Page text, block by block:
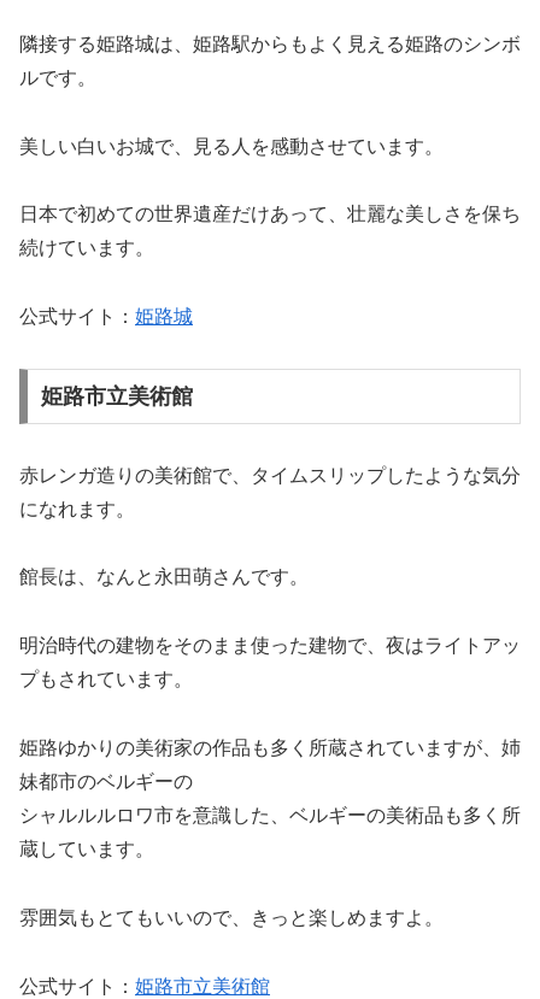
隣接する姫路城は、姫路駅からもよく見える姫路のシンボ
ルです。
美しい白いお城で、見る人を感動させています。
日本で初めての世界遺産だけあって、壮麗な美しさを保ち
続けています。
公式サイト： 姫路城
姫路市立美術館
赤レンガ造りの美術館で、タイムスリップしたような気分
になれます。
館長は、なんと永田萌さんです。
明治時代の建物をそのまま使った建物で、夜はライトアッ
プもされています。
姫路ゆかりの美術家の作品も多く所蔵されていますが、姉
妹都市のベルギーの
シャルルルロワ市を意識した、ベルギーの美術品も多く所
蔵しています。
雰囲気もとてもいいので、きっと楽しめますよ。
公式サイト： 姫路市立美術館